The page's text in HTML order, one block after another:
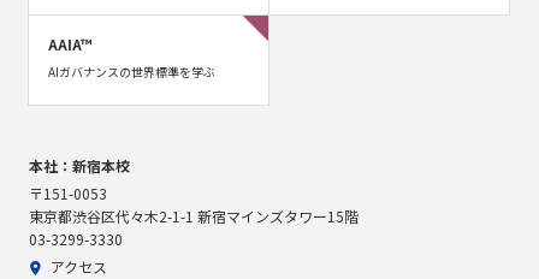
AAIA™
AIガバナンスの世界標準を学ぶ
本社：新宿本校
〒151-0053
東京都渋谷区代々木2-1-1 新宿マインズタワー15階
03-3299-3330
アクセス